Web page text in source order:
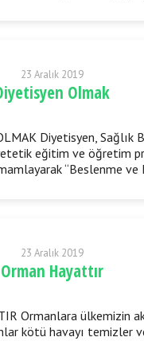
23 Aralık 2019
Olmak
Diyetisyen, Sağlık
eğitim ve öğretim
“Beslenme
23 Aralık 2019
Orman Hayattır
Ormanlara ülkemizin
kötü havayı temizler